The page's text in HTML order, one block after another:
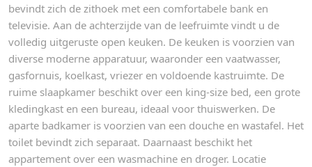
bevindt zich de zithoek met een comfortabele bank en
televisie. Aan de achterzijde van de leefruimte vindt u de
volledig uitgeruste open keuken. De keuken is voorzien van
diverse moderne apparatuur, waaronder een vaatwasser,
gasfornuis, koelkast, vriezer en voldoende kastruimte. De
ruime slaapkamer beschikt over een king-size bed, een grote
kledingkast en een bureau, ideaal voor thuiswerken. De
aparte badkamer is voorzien van een douche en wastafel. Het
toilet bevindt zich separaat. Daarnaast beschikt het
appartement over een wasmachine en droger. Locatie